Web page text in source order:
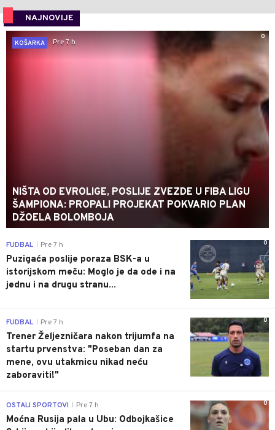
NAJNOVIJE
0
KOŠARKA
Pre 7 h
NIŠTA OD EVROLIGE, POSLIJE ZVEZDE U FIBA LIGU
ŠAMPIONA: PROPALI PROJEKAT POKVARIO PLAN
DŽOELA BOLOMBOJA
0
FUDBAL Pre 7 h
Puzigaća poslije poraza BSK-a u
istorijskom meču: Moglo je da ode i na
jednu i na drugu stranu...
0
FUDBAL Pre 7 h
Trener Željezničara nakon trijumfa na
startu prvenstva: "Poseban dan za
mene, ovu utakmicu nikad neću
zaboraviti!"
0
OSTALI SPORTOVI Pre 7 h
Moćna Rusija pala u Ubu: Odbojkašice